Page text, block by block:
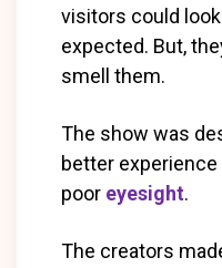
visitors could
expected. But,
smell them.
The show was
better
poor eyesight.
The creators